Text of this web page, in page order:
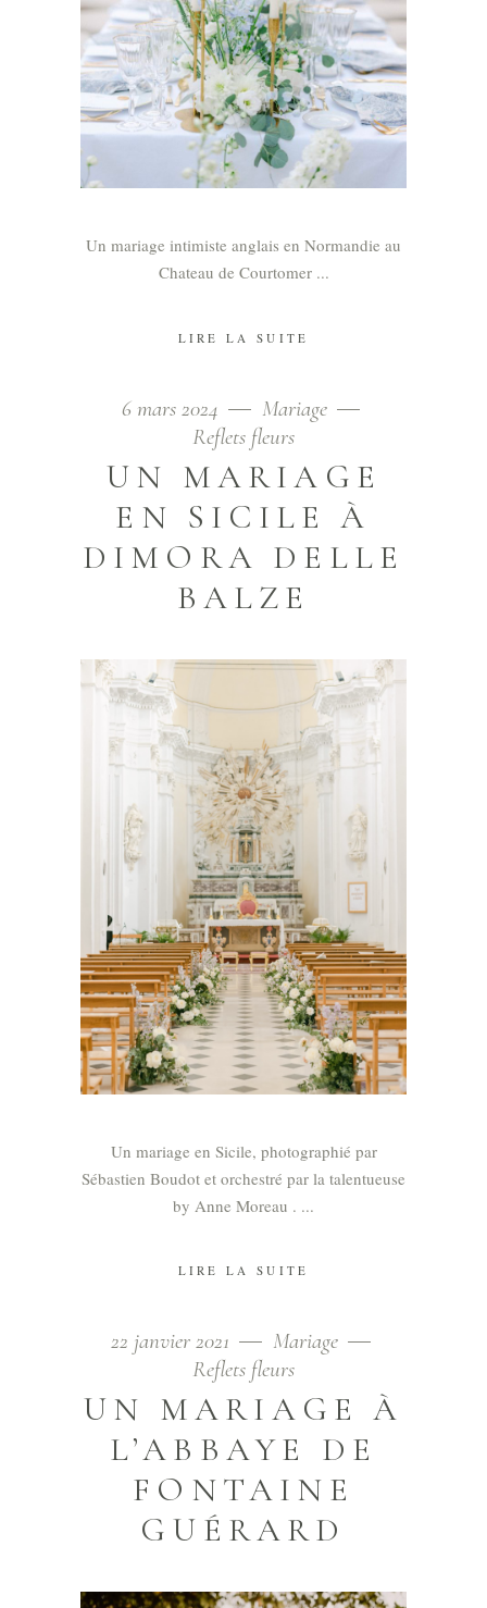
Un mariage intimiste anglais en Normandie au
Chateau de Courtomer
LIRE LA SUITE
6 mars 2024
Mariage
Reflets fleurs
UN MARIAGE
EN SICILE À
DIMORA DELLE
BALZE
Un mariage en Sicile, photographié par
Sébastien Boudot et orchestré par la talentueuse
by Anne Moreau .
LIRE LA SUITE
22 janvier 2021
Mariage
Reflets fleurs
UN MARIAGE À
L’ABBAYE DE
FONTAINE
GUÉRARD